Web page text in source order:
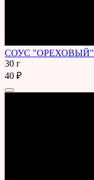
СОУС "ОРЕХОВЫЙ"
30 г
40 ₽